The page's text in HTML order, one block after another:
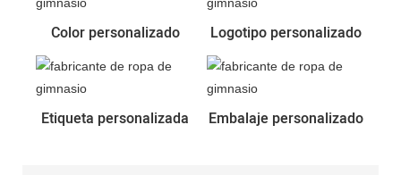
Color personalizado Logotipo personalizado
Etiqueta personalizada Embalaje personalizado